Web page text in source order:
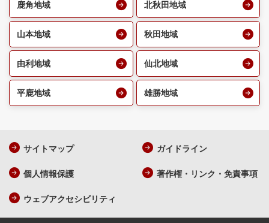
鹿角地域 北秋田地域
山本地域 秋田地域
由利地域 仙北地域
平鹿地域 雄勝地域
サイトマップ ガイドライン
個人情報保護 著作権・リンク・免責事項
ウェブアクセシビリティ